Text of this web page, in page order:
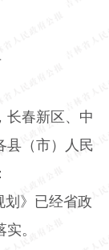
长春新区、中
县（市）人民
划》已经省政
。